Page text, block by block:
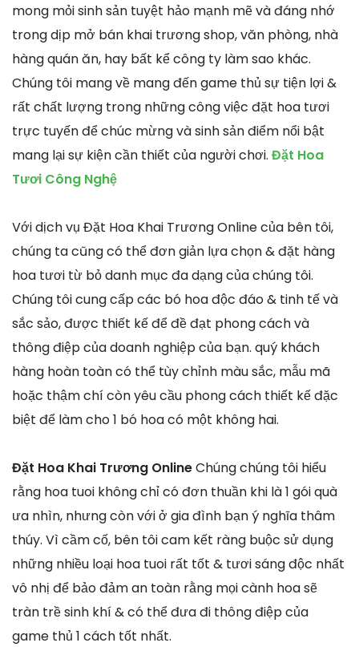
mong mỏi sinh sản tuyệt hảo mạnh mẽ và đáng nhớ
trong dịp mở bán khai trương shop, văn phòng, nhà
hàng quán ăn, hay bất kể công ty làm sao khác.
Chúng tôi mang về mang đến game thủ sự tiện lợi &
rất chất lượng trong những công việc đặt hoa tươi
trực tuyến để chúc mừng và sinh sản điểm nổi bật
mang lại sự kiện cần thiết của người chơi. Đặt Hoa
Tươi Công Nghệ
Với dịch vụ Đặt Hoa Khai Trương Online của bên tôi,
chúng ta cũng có thể đơn giản lựa chọn & đặt hàng
hoa tươi từ bỏ danh mục đa dạng của chúng tôi.
Chúng tôi cung cấp các bó hoa độc đáo & tinh tế và
sắc sảo, được thiết kế để đề đạt phong cách và
thông điệp của doanh nghiệp của bạn. quý khách
hàng hoàn toàn có thể tùy chỉnh màu sắc, mẫu mã
hoặc thậm chí còn yêu cầu phong cách thiết kế đặc
biệt để làm cho 1 bó hoa có một không hai.
Đặt Hoa Khai Trương OnlineChúng chúng tôi hiểu
rằng hoa tuoi không chỉ có đơn thuần khi là 1 gói quà
ưa nhìn, nhưng còn với ở gia đình bạn ý nghĩa thâm
thúy. Vì cầm cố, bên tôi cam kết ràng buộc sử dụng
những nhiều loại hoa tuoi rất tốt & tươi sáng độc nhất
vô nhị để bảo đảm an toàn rằng mọi cành hoa sẽ
tràn trề sinh khí & có thể đưa đi thông điệp của
game thủ 1 cách tốt nhất.